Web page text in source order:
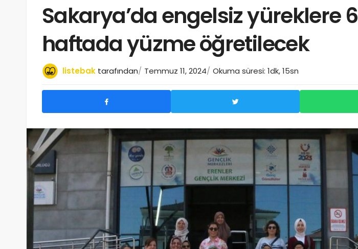
Sakarya’da engelsiz yüreklere 6
haftada yüzme öğretilecek
listebak tarafından Temmuz 11, 2024 Okuma süresi: 1dk, 15sn